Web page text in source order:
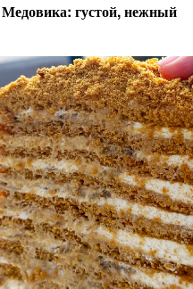
густой, нежный